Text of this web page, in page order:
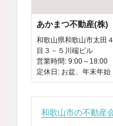
あかまつ不動産(株)
和歌山県和歌山市太田
目３－５川端ビル
営業時間: 9:00～18:00
定休日: お盆、年末年始
和歌山市の不動産